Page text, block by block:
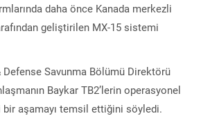
daha önce Kanada merkezli
geliştirilen MX-15 sistemi
Savunma Bölümü Direktörü
Baykar TB2’lerin operasyonel
bir aşamayı temsil ettiğini söyledi.